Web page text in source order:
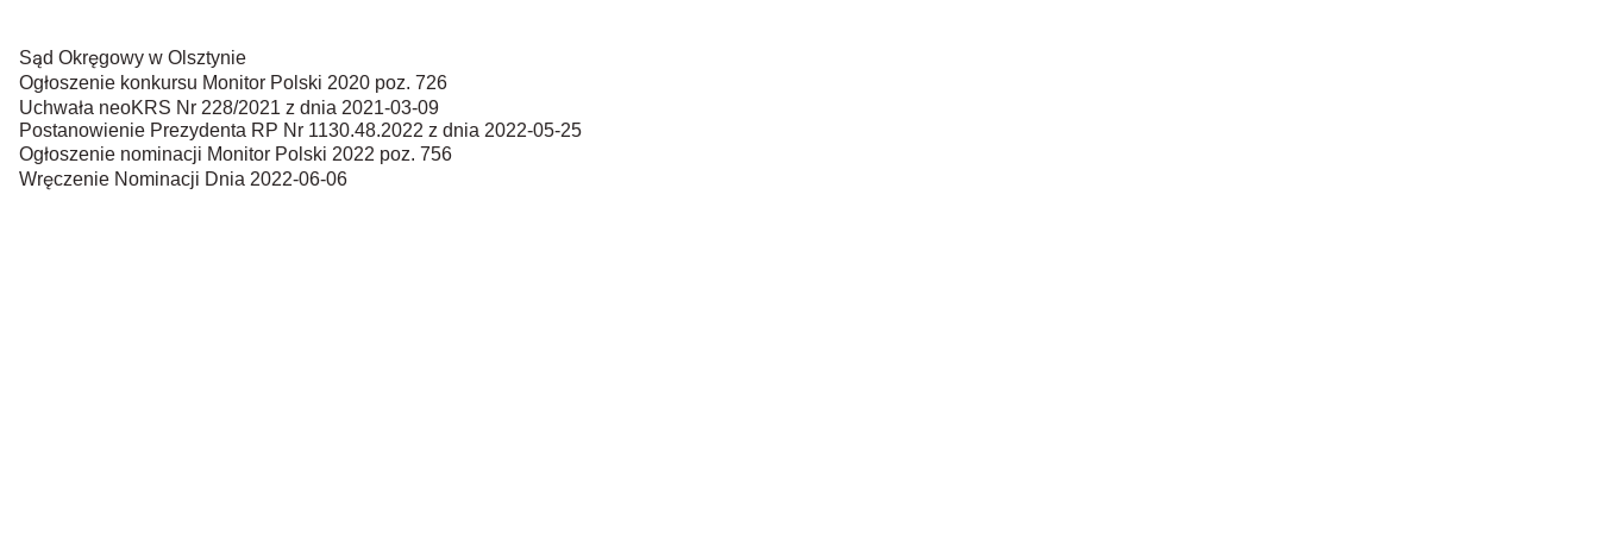
Sąd Okręgowy w Olsztynie
Ogłoszenie konkursu Monitor Polski 2020 poz. 726
Uchwała neoKRS Nr 228/2021 z dnia 2021-03-09
Postanowienie Prezydenta RP Nr 1130.48.2022 z dnia 2022-05-25
Ogłoszenie nominacji Monitor Polski 2022 poz. 756
Wręczenie Nominacji Dnia 2022-06-06